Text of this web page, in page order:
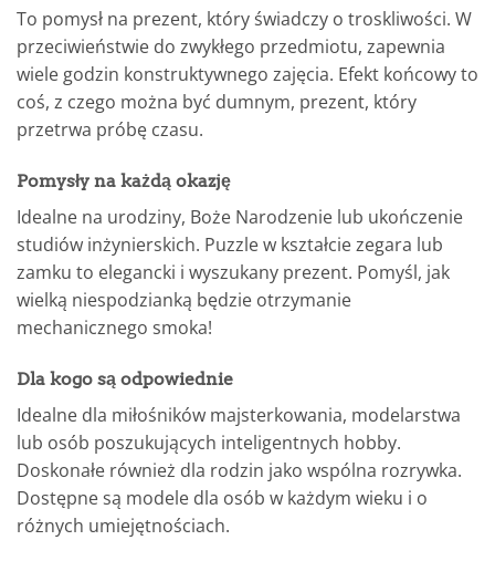
To pomysł na prezent, który świadczy o troskliwości. W
przeciwieństwie do zwykłego przedmiotu, zapewnia
wiele godzin konstruktywnego zajęcia. Efekt końcowy to
coś, z czego można być dumnym, prezent, który
przetrwa próbę czasu.
Pomysły na każdą okazję
Idealne na urodziny, Boże Narodzenie lub ukończenie
studiów inżynierskich. Puzzle w kształcie zegara lub
zamku to elegancki i wyszukany prezent. Pomyśl, jak
wielką niespodzianką będzie otrzymanie
mechanicznego smoka!
Dla kogo są odpowiednie
Idealne dla miłośników majsterkowania, modelarstwa
lub osób poszukujących inteligentnych hobby.
Doskonałe również dla rodzin jako wspólna rozrywka.
Dostępne są modele dla osób w każdym wieku i o
różnych umiejętnościach.